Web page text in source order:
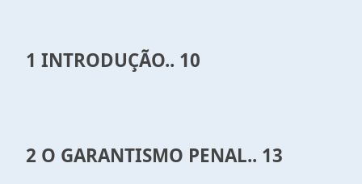
1 INTRODUÇÃO.. 10
2 O GARANTISMO PENAL.. 13